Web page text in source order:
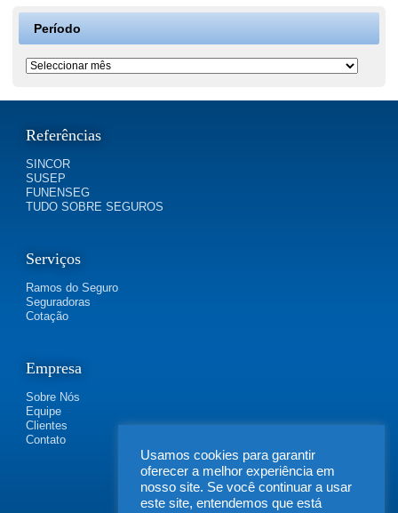
Período
Período
Referências
SINCOR
SUSEP
FUNENSEG
TUDO SOBRE SEGUROS
Serviços
Ramos do Seguro
Seguradoras
Cotação
Empresa
Sobre Nós
Equipe
Clientes
Contato
Usamos cookies para garantir
oferecer a melhor experiência em
nosso site. Se você continuar a usar
este site, entendemos que está